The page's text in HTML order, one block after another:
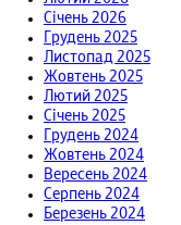
Січень 2026
Грудень 2025
Листопад 2025
Жовтень 2025
Лютий 2025
Січень 2025
Грудень 2024
Жовтень 2024
Вересень 2024
Серпень 2024
Березень 2024